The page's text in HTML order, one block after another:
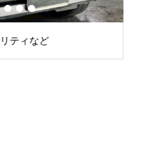
ティなど
7 8 9